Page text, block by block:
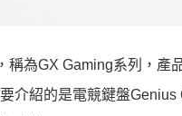
稱為GX Gaming系列，
介紹的是電競鍵盤